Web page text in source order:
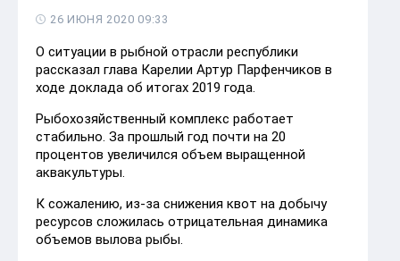
26 ИЮНЯ 2020 09:33
О ситуации в рыбной отрасли республики
рассказал глава Карелии Артур Парфенчиков в
ходе доклада об итогах 2019 года.
Рыбохозяйственный комплекс работает
стабильно. За прошлый год почти на 20
процентов увеличилcя объем выращенной
аквакультуры.
К сожалению, из-за снижения квот на добычу
ресурсов сложилась отрицательная динамика
объемов вылова рыбы.